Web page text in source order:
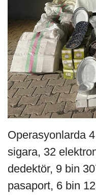
Operasyonlarda
sigara, 32
dedektör, 9 bin
pasaport, 6 bin